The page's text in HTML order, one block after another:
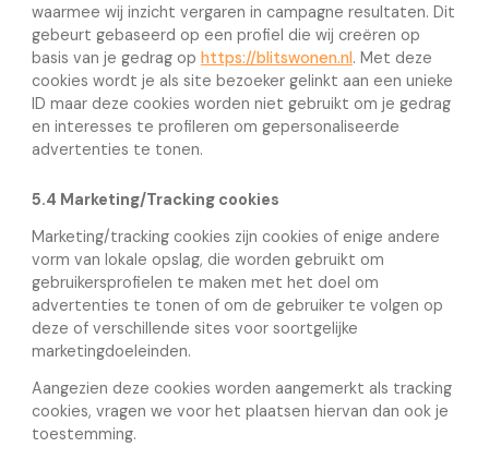
waarmee wij inzicht vergaren in campagne resultaten. Dit
gebeurt gebaseerd op een profiel die wij creëren op
basis van je gedrag op https://blitswonen.nl. Met deze
cookies wordt je als site bezoeker gelinkt aan een unieke
ID maar deze cookies worden niet gebruikt om je gedrag
en interesses te profileren om gepersonaliseerde
advertenties te tonen.
5.4 Marketing/Tracking cookies
Marketing/tracking cookies zijn cookies of enige andere
vorm van lokale opslag, die worden gebruikt om
gebruikersprofielen te maken met het doel om
advertenties te tonen of om de gebruiker te volgen op
deze of verschillende sites voor soortgelijke
marketingdoeleinden.
Aangezien deze cookies worden aangemerkt als tracking
cookies, vragen we voor het plaatsen hiervan dan ook je
toestemming.